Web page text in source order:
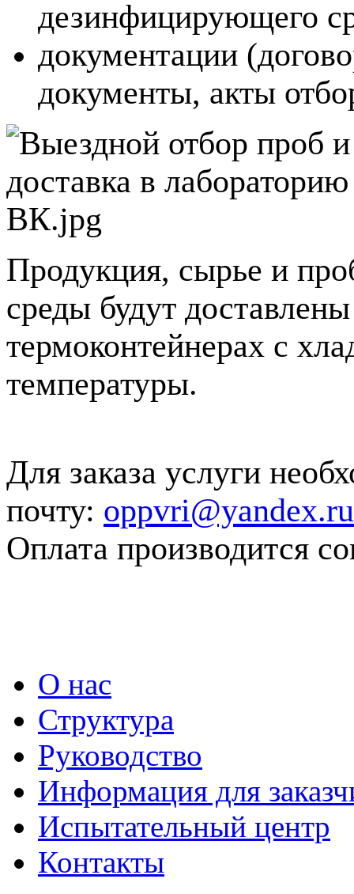
дезинфицирующего
документации
документы, акты
Продукция, сырье и
среды будут
термоконтейнерах с
температуры.
Для заказа услуги
почту: oppvri@yandex.ru
Оплата производится
О нас
Структура
Руководство
Информация для
Испытательный центр
Контакты